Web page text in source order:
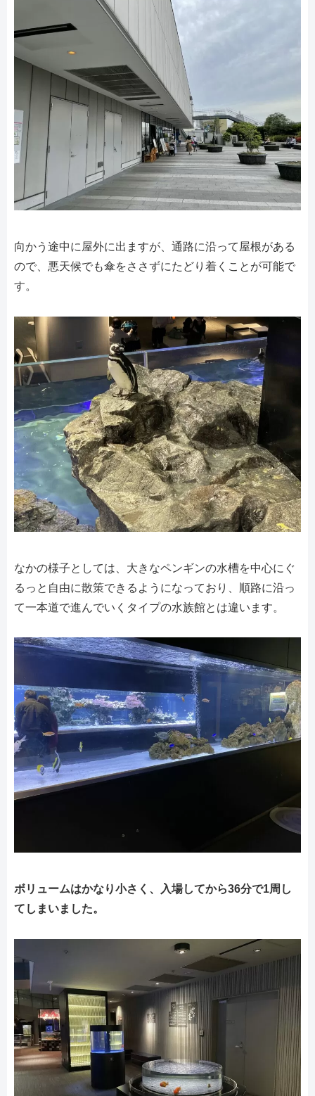
向かう途中に屋外に出ますが、通路に沿って屋根がある
ので、悪天候でも傘をささずにたどり着くことが可能で
す。
なかの様子としては、大きなペンギンの水槽を中心にぐ
るっと自由に散策できるようになっており、順路に沿っ
て一本道で進んでいくタイプの水族館とは違います。
ボリュームはかなり小さく、入場してから36分で1周し
てしまいました。